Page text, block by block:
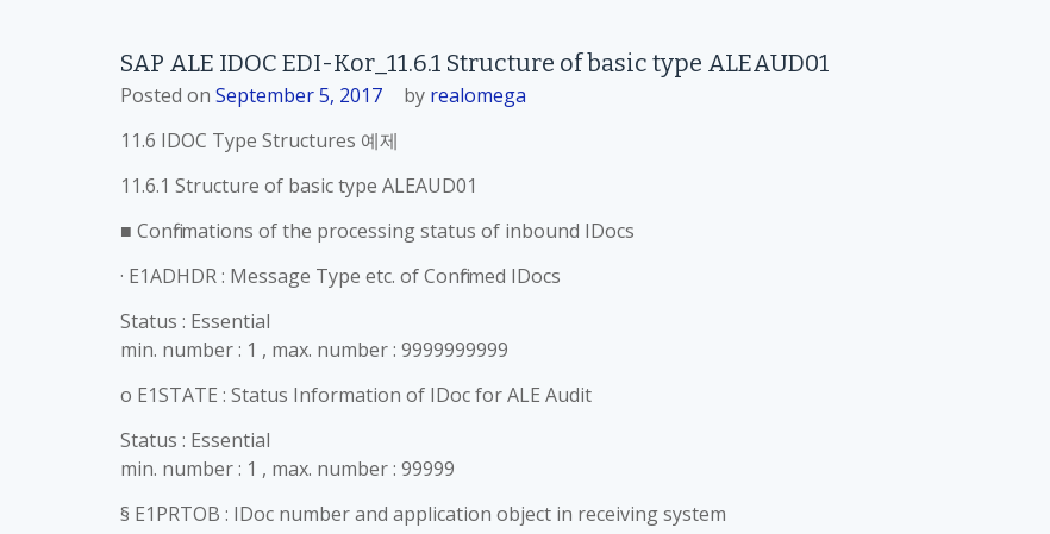
SAP ALE IDOC EDI-Kor_11.6.1 Structure of basic type ALEAUD01
Posted on September 5, 2017 by realomega
11.6 IDOC Type Structures 예제
11.6.1 Structure of basic type ALEAUD01
■ Confirmations of the processing status of inbound IDocs
· E1ADHDR : Message Type etc. of Confirmed IDocs
Status : Essential
min. number : 1 , max. number : 9999999999
o E1STATE : Status Information of IDoc for ALE Audit
Status : Essential
min. number : 1 , max. number : 99999
§ E1PRTOB : IDoc number and application object in receiving system